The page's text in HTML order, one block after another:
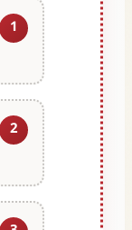
1
2